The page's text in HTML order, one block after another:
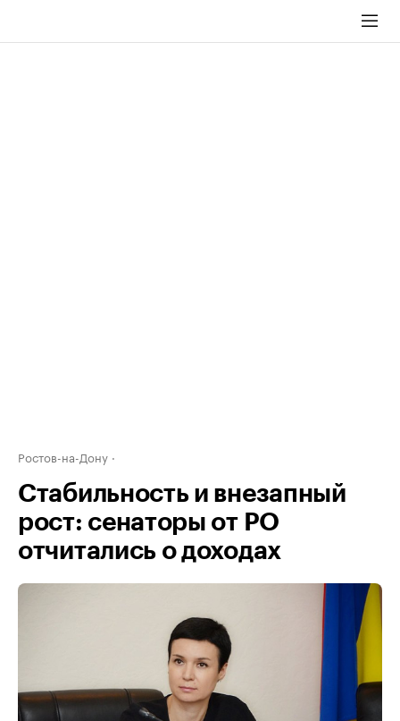
Ростов-на-Дону
Стабильность и внезапный
рост: сенаторы от РО
отчитались о доходах